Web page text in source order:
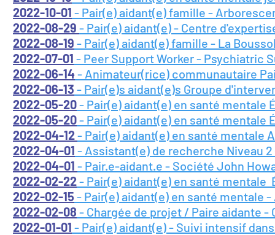
2022-10-01 - Pair(e) aidant(e) famille -
2022-08-29 - Pair(e) aidant(e) - Centre
2022-08-19 - Pair(e) aidant(e) famille - La
2022-07-01 - Peer Support Worker - Psychiatric
2022-06-14- Animateur(rice) communautaire
2022-06-13 - Pair(e)s aidant(e)s Groupe
2022-05-20- Pair(e) aidant(e) en santé mentale
2022-05-20- Pair(e) aidant(e) en santé mentale
2022-04-12- Pair(e) aidant(e) en santé mentale
2022-04-01 - Assistant(e) de recherche Niveau
2022-04-01 - Pair.e-aidant.e - Société John
2022-02-22- Pair(e) aidant(e) en santé mentale
2022-02-15 - Pair(e) aidant(e) en santé mentale
2022-02-08 - Chargée de projet / Paire aidante -
2022-01-01 - Pair(e) aidant(e) - Suivi intensif